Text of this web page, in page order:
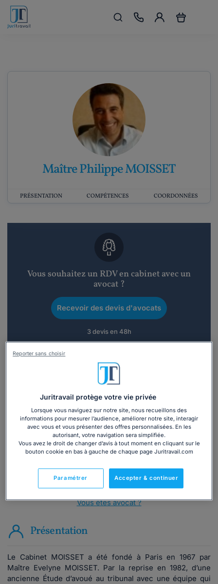
Maître Philippe MOISSET
PRÉSENTATION COMPÉTENCES COORDONNÉES
Vous souhaitez un RDV en cabinet avec un
avocat ?
Recevoir des devis d'avocats
3 devis en 48h
Vous souhaitez une consultation par
téléphone ?
Consulter immédiatement
ou appelez le01 75 75 42 33(8h à 21h du lundi au
Vous êtes avocat ?
Présentation
Le Cabinet MOISSET a été fondé à Paris en 1967 par
Maître Evelyne MOISSET. Par la reprise en 1982, d’une
ancienne Étude d’avoué au tribunal avec une équipe qui
Juritravail protège votre vie privée
Lorsque vous naviguez sur notre site, nous recueillons des
informations pour mesurer l’audience, améliorer notre site, interagir
avec vous et vous présenter des offres personnalisées. En les
autorisant, votre navigation sera simplifiée.
Vous avez le droit de changer d’avis à tout moment en cliquant sur le
bouton cookie en bas à gauche de chaque page Juritravail.com
Accepter & continuer
Paramétrer
Reporter sans choisir